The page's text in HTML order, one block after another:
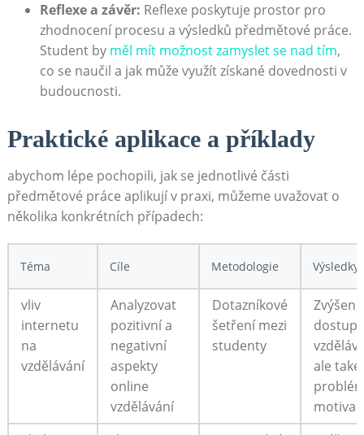
Reflexe‌ a závěr: Reflexe poskytuje ⁣prostor pro
zhodnocení procesu a výsledků ⁤předmětové práce.
Student ⁢by měl mít možnost zamyslet se nad tím, ​
co se naučil a jak může využít získané dovednosti v
budoucnosti.
Praktické aplikace a příklady
abychom lépe ⁤pochopili, jak se jednotlivé části
předmětové práce aplikují v praxi, můžeme uvažovat o
několika konkrétních případech:
Téma Cíle Metodologie Výsledky
vliv
internetu
na
vzdělávání
Analyzovat‍
pozitivní a⁣
negativní
aspekty
online
vzdělávání
Dotazníkové​
šetření mezi
studenty
Zvýšení
ale také